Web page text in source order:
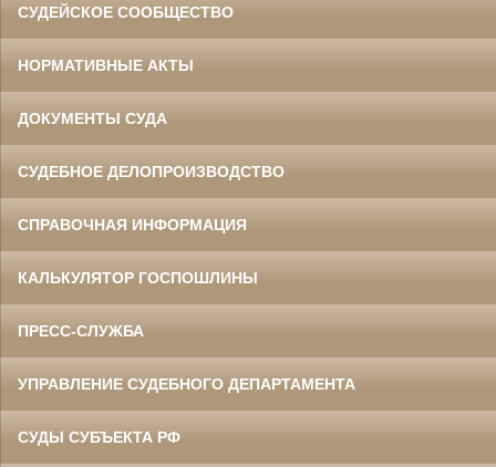
СУДЕЙСКОЕ СООБЩЕСТВО
НОРМАТИВНЫЕ АКТЫ
ДОКУМЕНТЫ СУДА
СУДЕБНОЕ ДЕЛОПРОИЗВОДСТВО
СПРАВОЧНАЯ ИНФОРМАЦИЯ
КАЛЬКУЛЯТОР ГОСПОШЛИНЫ
ПРЕСС-СЛУЖБА
УПРАВЛЕНИЕ СУДЕБНОГО ДЕПАРТАМЕНТА
СУДЫ СУБЪЕКТА РФ